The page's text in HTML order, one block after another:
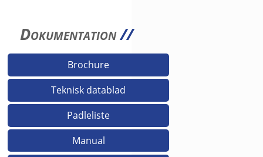
Dokumentation//
Brochure
Teknisk datablad
Padleliste
Manual